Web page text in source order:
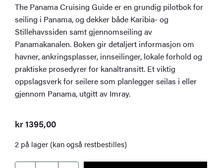
The Panama Cruising Guide er en grundig pilotbok for
seiling i Panama, og dekker både Karibia- og
Stillehavssiden samt gjennomseiling av
Panamakanalen. Boken gir detaljert informasjon om
havner, ankringsplasser, innseilinger, lokale forhold og
praktiske prosedyrer for kanaltransitt. Et viktig
oppslagsverk for seilere som planlegger seilas i eller
gjennom Panama, utgitt av Imray.
kr1395,00
2 på lager (kan også restbestilles)